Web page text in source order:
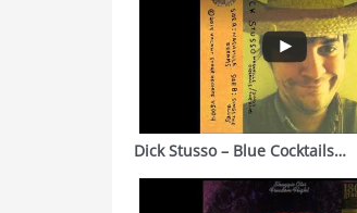
Dick Stusso – Blue Cocktails…